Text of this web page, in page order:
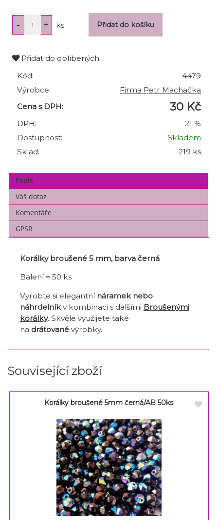
ks
Přidat do oblíbených
Kód:
4479
Výrobce:
Firma Petr Machačka
Cena s DPH:
30 Kč
DPH:
21 %
Dostupnost:
Skladem
Sklad:
219 ks
Popis
Váš dotaz
Komentáře
GPSR
Korálky broušené 5 mm, barva černá
Balení = 50 ks
Vyrobte si elegantnínáramek nebo
náhrdelníkv kombinaci s dalšími Broušenými
korálky. Skvěle využijete také
na drátovanévýrobky.
Související zboží
Korálky broušené 5mm černá/AB 50ks